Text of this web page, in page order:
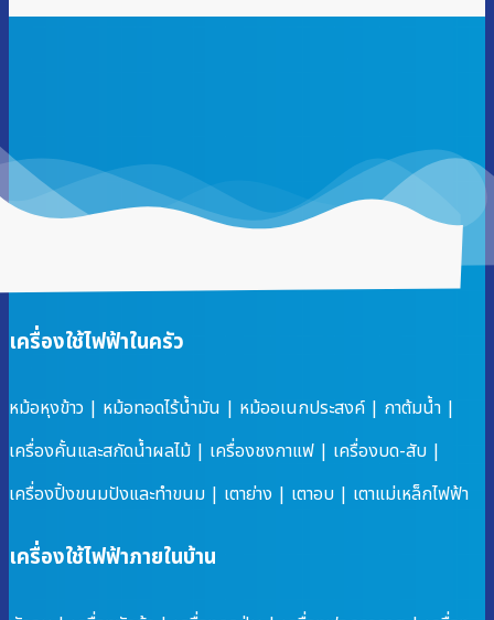
เครื่องใช้ไฟฟ้าในครัว
หม้อหุงข้าว | หม้อทอดไร้น้ำมัน | หม้ออเนกประสงค์ | กาต้มน้ำ |
เครื่องคั้นและสกัดน้ำผลไม้ | เครื่องชงกาแฟ | เครื่องบด-สับ |
เครื่องปิ้งขนมปังและทำขนม | เตาย่าง | เตาอบ | เตาแม่เหล็กไฟฟ้า
เครื่องใช้ไฟฟ้าภายในบ้าน